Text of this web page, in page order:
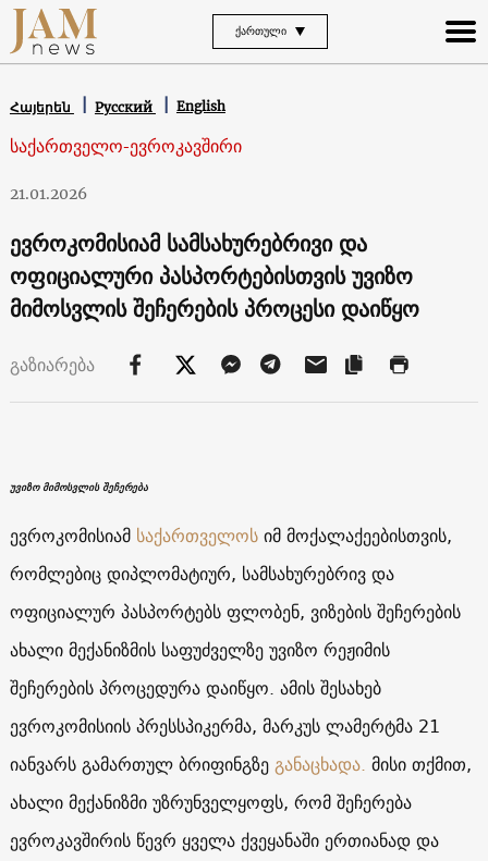
ᲥᲐᲠᲗᲣᲚᲘ
Հայերեն Русский English
საქართველო-ევროკავშირი
21.01.2026
ევროკომისიამ სამსახურებრივი და
ოფიციალური პასპორტებისთვის უვიზო
მიმოსვლის შეჩერების პროცესი დაიწყო
გაზიარება
უვიზო მიმოსვლის შეჩერება
ევროკომისიამ საქართველოსიმ მოქალაქეებისთვის,
რომლებიც დიპლომატიურ, სამსახურებრივ და
ოფიციალურ პასპორტებს ფლობენ, ვიზების შეჩერების
ახალი მექანიზმის საფუძველზე უვიზო რეჟიმის
შეჩერების პროცედურა დაიწყო. ამის შესახებ
ევროკომისიის პრესსპიკერმა, მარკუს ლამერტმა 21
იანვარს გამართულ ბრიფინგზეგანაცხადა. მისი თქმით,
ახალი მექანიზმი უზრუნველყოფს, რომ შეჩერება
ევროკავშირის წევრ ყველა ქვეყანაში ერთიანად და